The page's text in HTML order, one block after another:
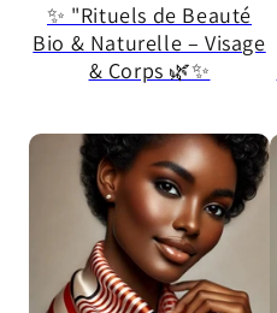
✨ "Rituels de Beauté
Bio & Naturelle – Visage
& Corps 🌿✨